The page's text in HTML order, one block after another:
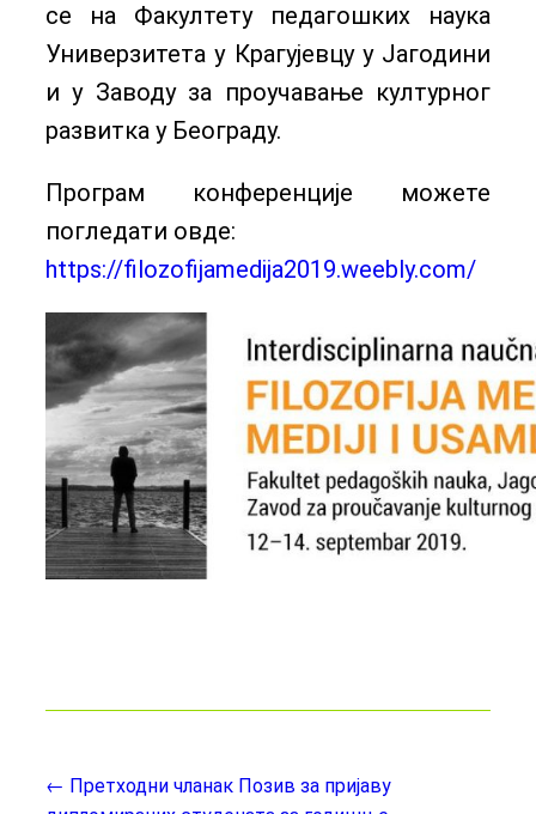
се на Факултету педагошких наука
Универзитета у Крагујевцу у Јагодини
и у Заводу за проучавање културног
развитка у Београду.
Програм конференције можете
погледати овде:
https://filozofijamedija2019.weebly.com/
← Претходни чланак Позив за пријаву